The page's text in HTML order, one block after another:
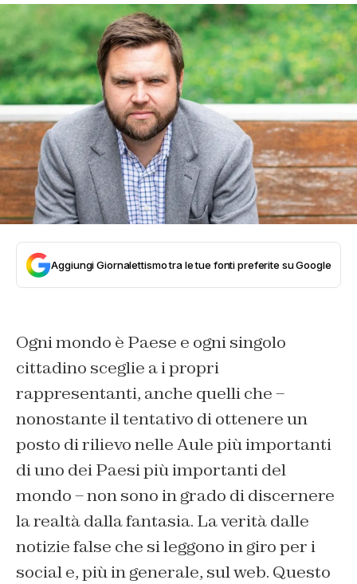
Aggiungi Giornalettismo tra le tue fonti preferite su Google
Ogni mondo è Paese e ogni singolo
cittadino sceglie a i propri
rappresentanti, anche quelli che –
nonostante il tentativo di ottenere un
posto di rilievo nelle Aule più importanti
di uno dei Paesi più importanti del
mondo – non sono in grado di discernere
la realtà dalla fantasia. La verità dalle
notizie false che si leggono in giro per i
social e, più in generale, sul web. Questo